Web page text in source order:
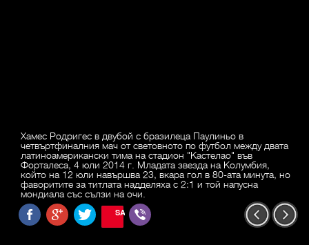
Хамес Родригес в двубой с бразилеца Паулиньо в
четвъртфиналния мач от световното по футбол между двата
латиноамерикански тима на стадион "Кастелао" във
Форталеса, 4 юли 2014 г. Младата звезда на Колумбия,
който на 12 юли навършва 23, вкара гол в 80-ата минута, но
фаворитите за титлата надделяха с 2:1 и той напусна
мондиала със сълзи на очи.
SAVE